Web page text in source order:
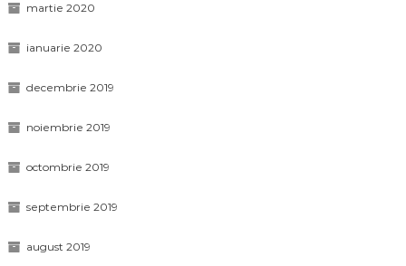
martie 2020
ianuarie 2020
decembrie 2019
noiembrie 2019
octombrie 2019
septembrie 2019
august 2019